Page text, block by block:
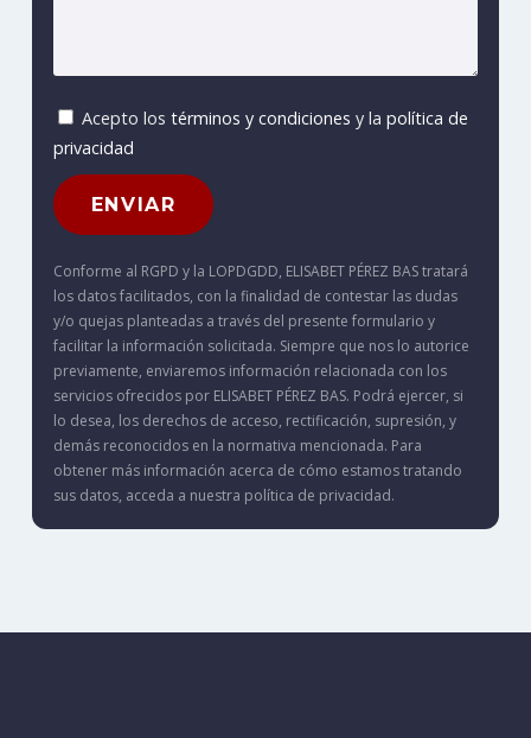
Acepto los términos y condiciones y la política de
privacidad
Conforme al RGPD y la LOPDGDD, ELISABET PÉREZ BAS tratará
los datos facilitados, con la finalidad de contestar las dudas
y/o quejas planteadas a través del presente formulario y
facilitar la información solicitada. Siempre que nos lo autorice
previamente, enviaremos información relacionada con los
servicios ofrecidos por ELISABET PÉREZ BAS. Podrá ejercer, si
lo desea, los derechos de acceso, rectificación, supresión, y
demás reconocidos en la normativa mencionada. Para
obtener más información acerca de cómo estamos tratando
sus datos, acceda a nuestra política de privacidad.